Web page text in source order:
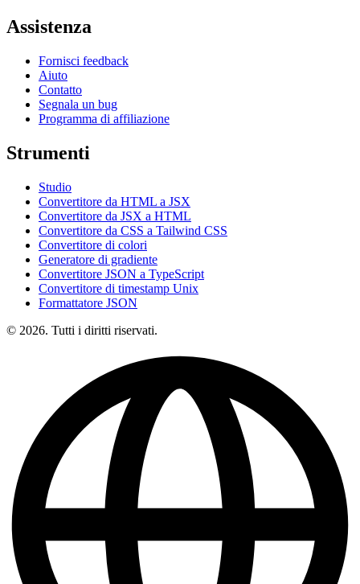
Assistenza
Fornisci feedback
Aiuto
Contatto
Segnala un bug
Programma di affiliazione
Strumenti
Studio
Convertitore da HTML a JSX
Convertitore da JSX a HTML
Convertitore da CSS a Tailwind CSS
Convertitore di colori
Generatore di gradiente
Convertitore JSON a TypeScript
Convertitore di timestamp Unix
Formattatore JSON
© 2026. Tutti i diritti riservati.